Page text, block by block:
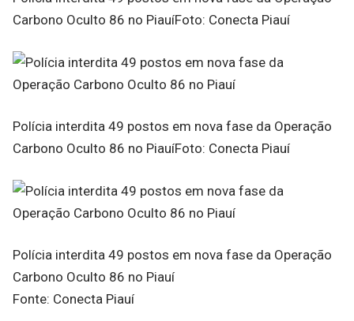
Carbono Oculto 86 no PiauíFoto: Conecta Piauí
Polícia interdita 49 postos em nova fase da Operação
Carbono Oculto 86 no PiauíFoto: Conecta Piauí
Polícia interdita 49 postos em nova fase da Operação
Carbono Oculto 86 no Piauí
Fonte: Conecta Piauí